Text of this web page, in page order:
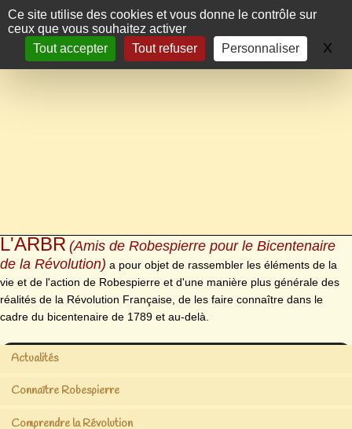
Panneau de gestion des cookies
Ce site utilise des cookies et vous donne le contrôle sur
ceux que vous souhaitez activer
Tout accepter
Tout refuser Personnaliser X
L'ARBR (Amis de Robespierre pour le Bicentenaire
de la Révolution) a pour objet de rassembler les éléments de la
vie et de l'action de Robespierre et d'une manière plus générale des
réalités de la Révolution Française, de les faire connaître dans le
cadre du bicentenaire de 1789 et au-delà.
Actualités
Connaître Robespierre
Comprendre la Révolution